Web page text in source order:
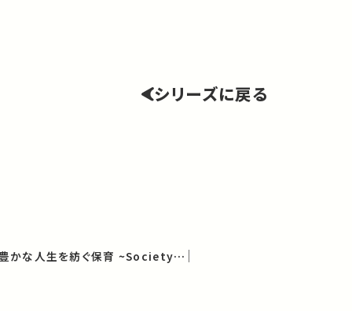
シリーズに戻る
Cedepシンポジウム：豊かな人生を紡ぐ保育 ~Society5.0 保育から社会を変える~